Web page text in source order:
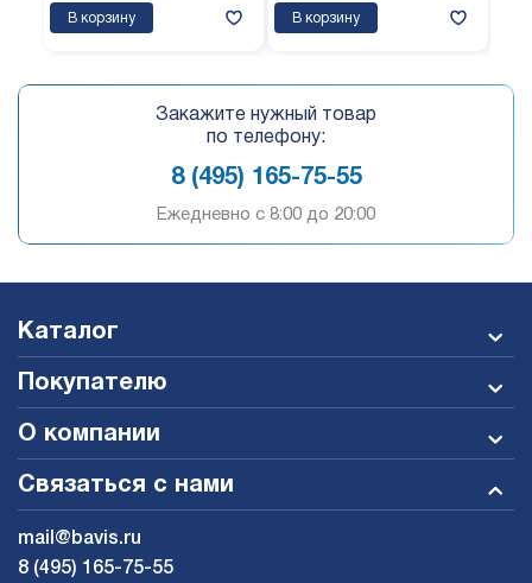
В корзину В корзину
Закажите нужный товар
по телефону:
8 (495) 165-75-55
Ежедневно c 8:00 до 20:00
Каталог
Покупателю
О компании
Связаться с нами
mail@bavis.ru
8 (495) 165-75-55